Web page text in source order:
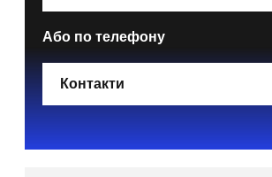
Або по телефону
Контакти